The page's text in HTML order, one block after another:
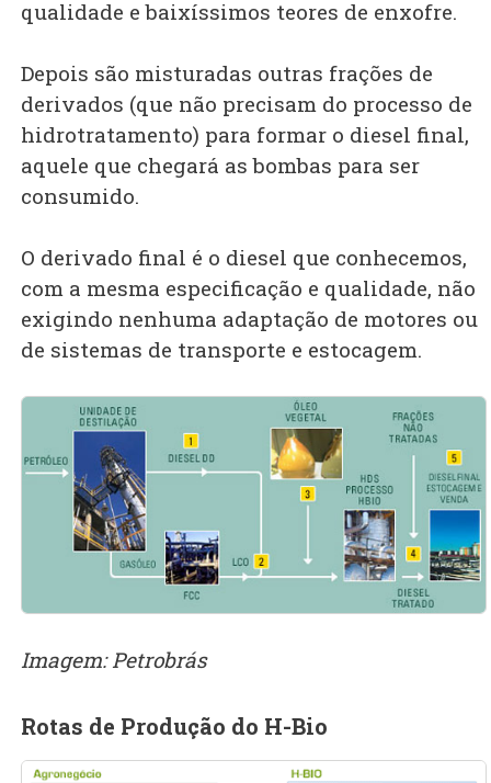
qualidade e baixíssimos teores de enxofre.
Depois são misturadas outras frações de
derivados (que não precisam do processo de
hidrotratamento) para formar o diesel final,
aquele que chegará as bombas para ser
consumido.
O derivado final é o diesel que conhecemos,
com a mesma especificação e qualidade, não
exigindo nenhuma adaptação de motores ou
de sistemas de transporte e estocagem.
Imagem: Petrobrás
Rotas de Produção do H-Bio